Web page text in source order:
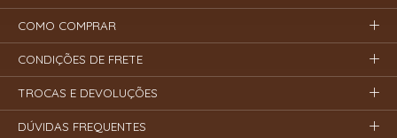
COMO COMPRAR
CONDIÇÕES DE FRETE
TROCAS E DEVOLUÇÕES
DÚVIDAS FREQUENTES